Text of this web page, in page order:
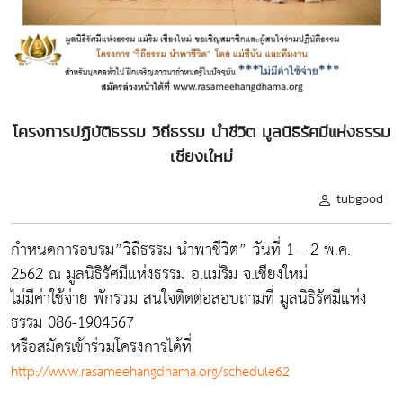
โครงการปฏิบัติธรรม วิถีธรรม นำชีวิต มูลนิธิรัศมีแห่งธรรม
เชียงเใหม่
tubgood
กำหนดการอบรม”วิถีธรรม นำพาชีวิต” วันที่ 1 - 2 พ.ค.
2562 ณ มูลนิธิรัศมีแห่งธรรม อ.แม่ริม จ.เชียงใหม่
ไม่มีค่าใช้จ่าย พักรวม สนใจติดต่อสอบถามที่ มูลนิธิรัศมีแห่ง
ธรรม 086-1904567
หรือสมัครเข้าร่วมโครงการได้ที่
http://www.rasameehangdhama.org/schedule62